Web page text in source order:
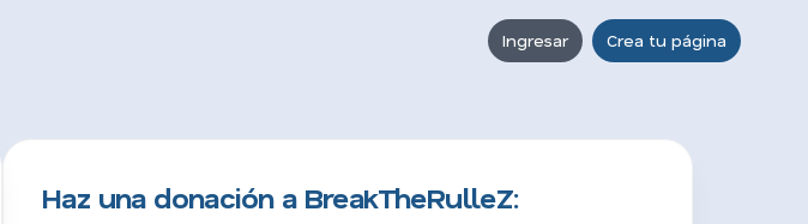
Ingresar Crea tu página
Haz una donación a BreakTheRulleZ: